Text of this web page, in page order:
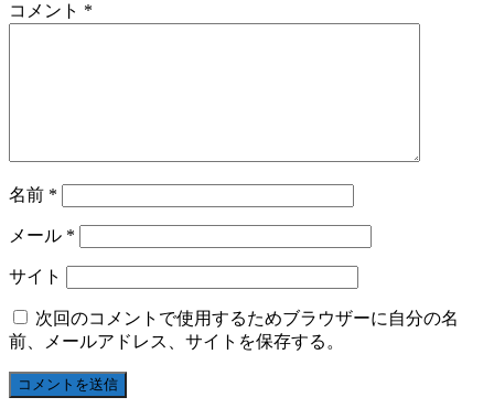
コメント *
名前 *
メール *
サイト
次回のコメントで使用するためブラウザーに自分の名
前、メールアドレス、サイトを保存する。